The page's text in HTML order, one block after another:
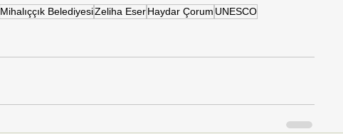
Mihalıççık BelediyesiZeliha EserHaydar Çorum UNESCO